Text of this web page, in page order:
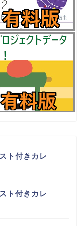
ト付きカレ
ト付きカレ